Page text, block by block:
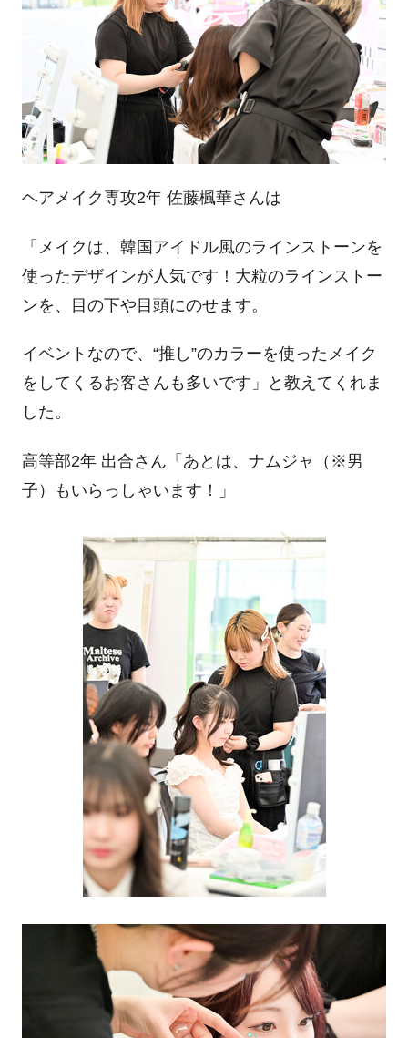
ヘアメイク専攻2年 佐藤楓華さんは
「メイクは、韓国アイドル風のラインストーンを
使ったデザインが人気です！大粒のラインストー
ンを、目の下や目頭にのせます。
イベントなので、“推し”のカラーを使ったメイク
をしてくるお客さんも多いです」と教えてくれま
した。
高等部2年 出合さん「あとは、ナムジャ（※男
子）もいらっしゃいます！」